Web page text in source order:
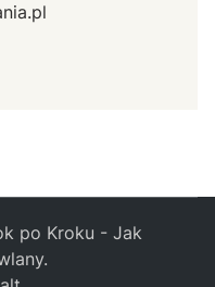
po Kroku - Jak
.